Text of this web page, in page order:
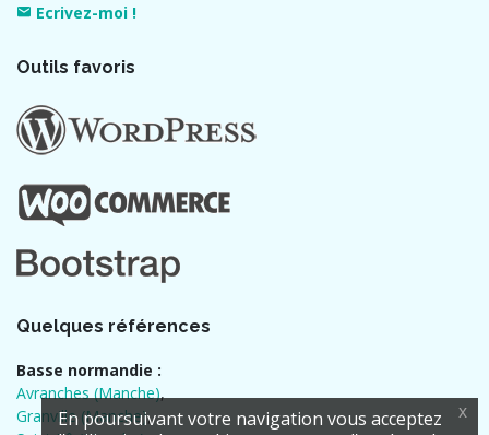
Ecrivez-moi !
Outils favoris
Quelques références
Basse normandie :
Avranches (Manche),
Granville (Manche),
En poursuivant votre navigation vous acceptez
x